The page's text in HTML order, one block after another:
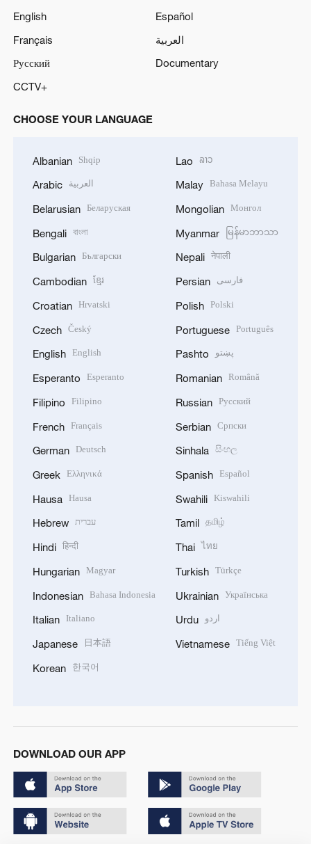
English
Español
Français
العربية
Русский
Documentary
CCTV+
CHOOSE YOUR LANGUAGE
Albanian Shqip
Arabic العربية
Belarusian Беларуская
Bengali বাংলা
Bulgarian Български
Cambodian ខ្មែរ
Croatian Hrvatski
Czech Český
English English
Esperanto Esperanto
Filipino Filipino
French Français
German Deutsch
Greek Ελληνικά
Hausa Hausa
Hebrew עברית
Hindi हिन्दी
Hungarian Magyar
Indonesian Bahasa Indonesia
Italian Italiano
Japanese 日本語
Korean 한국어
Lao ລາວ
Malay Bahasa Melayu
Mongolian Монгол
Myanmar မြန်မာဘာသာ
Nepali नेपाली
Persian فارسی
Polish Polski
Portuguese Português
Pashto پښتو
Romanian Română
Russian Русский
Serbian Српски
Sinhala සිංහල
Spanish Español
Swahili Kiswahili
Tamil தமிழ்
Thai ไทย
Turkish Türkçe
Ukrainian Українська
Urdu اردو
Vietnamese Tiếng Việt
DOWNLOAD OUR APP